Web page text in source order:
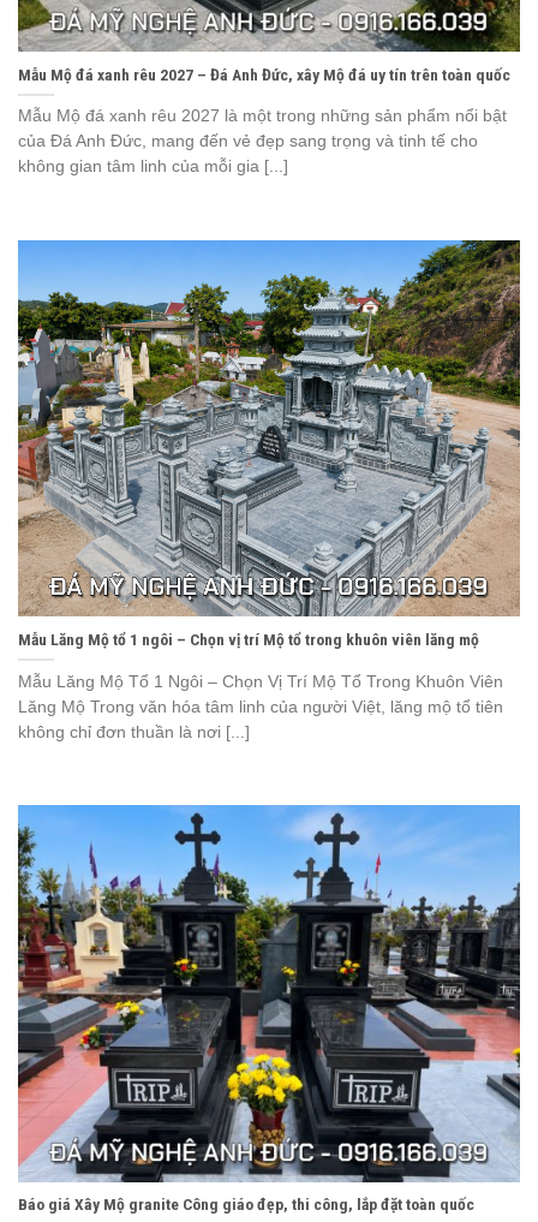
Mẫu Mộ đá xanh rêu 2027 – Đá Anh Đức, xây Mộ đá uy tín trên toàn quốc
Mẫu Mộ đá xanh rêu 2027 là một trong những sản phẩm nổi bật
của Đá Anh Đức, mang đến vẻ đẹp sang trọng và tinh tế cho
không gian tâm linh của mỗi gia [...]
Mẫu Lăng Mộ tổ 1 ngôi – Chọn vị trí Mộ tổ trong khuôn viên lăng mộ
Mẫu Lăng Mộ Tổ 1 Ngôi – Chọn Vị Trí Mộ Tổ Trong Khuôn Viên
Lăng Mộ Trong văn hóa tâm linh của người Việt, lăng mộ tổ tiên
không chỉ đơn thuần là nơi [...]
Báo giá Xây Mộ granite Công giáo đẹp, thi công, lắp đặt toàn quốc